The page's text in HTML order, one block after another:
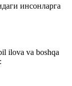
инсонларга
ilova va boshqa